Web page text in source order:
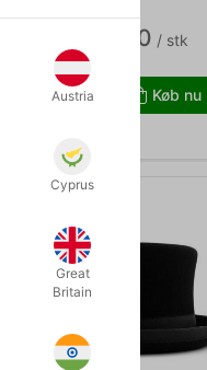
DKK 395,00 / stk
Køb nu
Austria
Cyprus
Great
Britain